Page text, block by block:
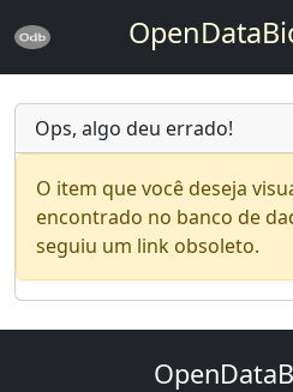
Ops, algo deu errado!
O item que você deseja
encontrado no banco de
seguiu um link obsoleto.